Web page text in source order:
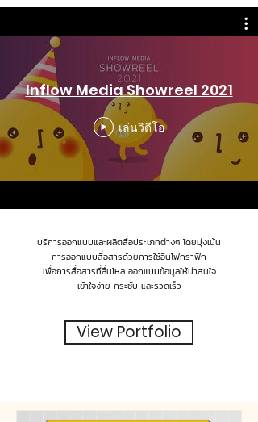
Inflow Media Showreel 2021
เล่นวิดีโอ
บริการออกแบบและผลิตสื่อประเภทต่างๆ โดยมุ่งเน้น
การออกแบบสื่อสารด้วยการใช้อินโฟกราฟิก
เพื่อการสื่อสารที่ลื่นไหล ออกแบบข้อมูลให้น่าสนใจ
เข้าใจง่าย กระชับ และรวดเร็ว
View Portfolio